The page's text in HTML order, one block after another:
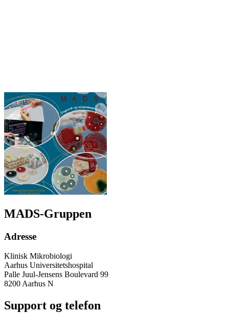
MADS-Gruppen
Adresse
Klinisk Mikrobiologi
Aarhus Universitetshospital
Palle Juul-Jensens Boulevard 99
8200 Aarhus N
Support og telefon